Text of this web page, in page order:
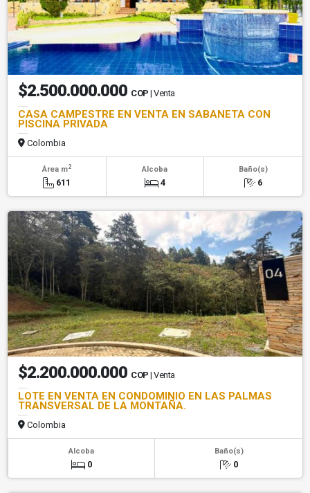
$2.500.000.000 COP | Venta
CASA CAMPESTRE EN VENTA EN SABANETA CON
PISCINA PRIVADA
Colombia
Área m2
611
Alcoba
4
Baño(s)
6
$2.200.000.000 COP | Venta
LOTE EN VENTA EN CONDOMINIO EN LAS PALMAS
TRANSVERSAL DE LA MONTAÑA.
Colombia
Alcoba
0
Baño(s)
0